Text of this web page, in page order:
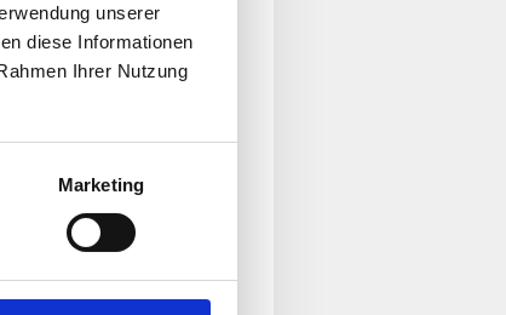
unserer
diese Informationen
Ihrer Nutzung
Marketing